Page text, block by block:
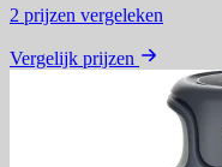
2 prijzen vergeleken
Vergelijk prijzen